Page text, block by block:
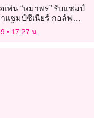
เพ่น “ษมาพร” รับแชมป์
แชมป์ซีเนียร์ กอล์ฟ
เปี้ยนชิพ”
17:27 น.